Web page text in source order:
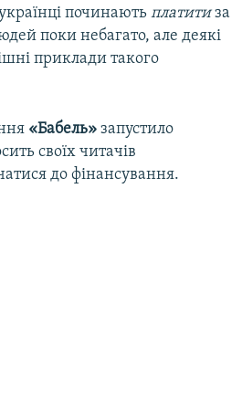
починають платитиза
поки небагато, але деякі
приклади такого
«Бабель» запустило
своїх читачів
до фінансування.